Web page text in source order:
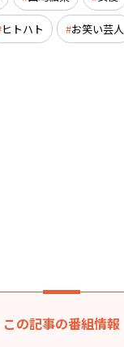
ヒトハト お笑い芸人
この記事の番組情報